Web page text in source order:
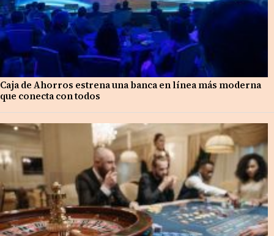
Caja de Ahorros estrena una banca en línea más moderna
que conecta con todos